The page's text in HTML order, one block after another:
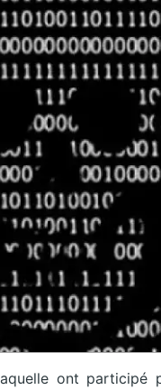
ont participé